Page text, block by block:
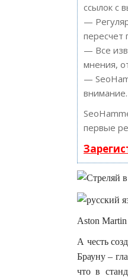
ссылок с
—
пересчет
— Все
мнения,
—
внимание.
первые
Aston
А честь
Брауну –
что в